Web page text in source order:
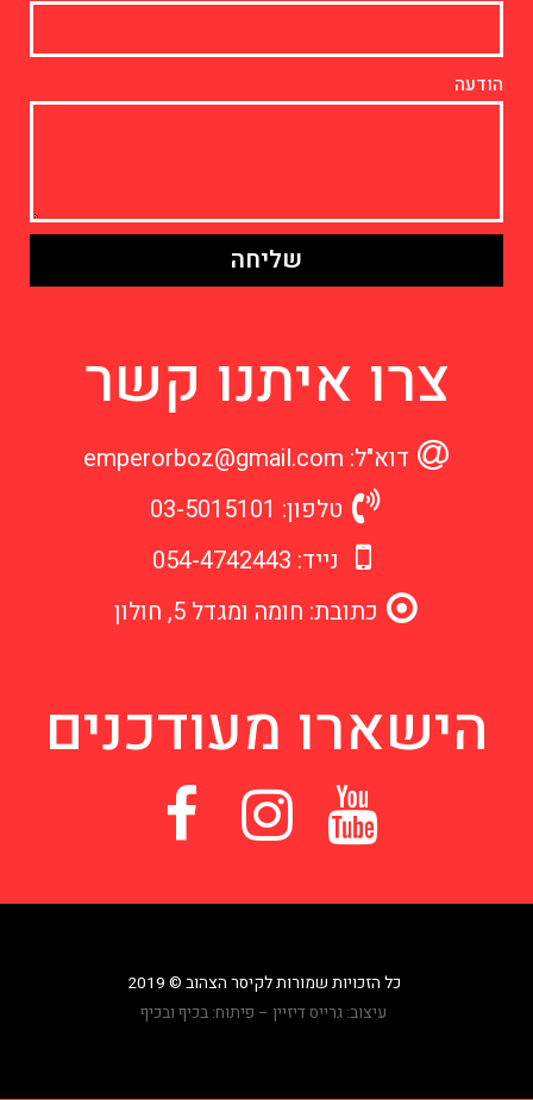
הודעה
שליחה
צרו איתנו קשר
דוא"ל: emperorboz@gmail.com
טלפון: 03-5015101
נייד: 054-4742443
כתובת: חומה ומגדל 5, חולון
הישארו מעודכנים
כל הזכויות שמורות לקיסר הצהוב © 2019
עיצוב: גרייס דיזיין – פיתוח: בכיף ובכיף